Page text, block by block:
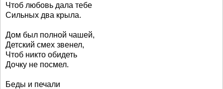
Чтоб любовь дала тебе
Сильных два крыла.
Дом был полной чашей,
Детский смех звенел,
Чтоб никто обидеть
Дочку не посмел.
Беды и печали